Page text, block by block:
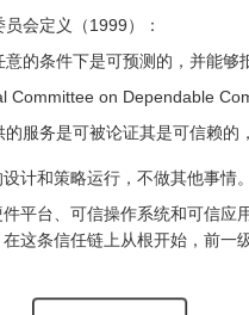
会定义（1999）：
的条件下是可预测的，并能够
Committee on Dependable
服务是可被论证其是可信赖的
计和策略运行，不做其他事情。
平台、可信操作系统和可信
这条信任链上从根开始，前一